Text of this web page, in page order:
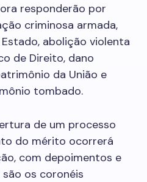
responderão por
criminosa armada,
abolição violenta
de Direito, dano
da União e
tombado.
de um processo
do mérito ocorrerá
com depoimentos e
são os coronéis